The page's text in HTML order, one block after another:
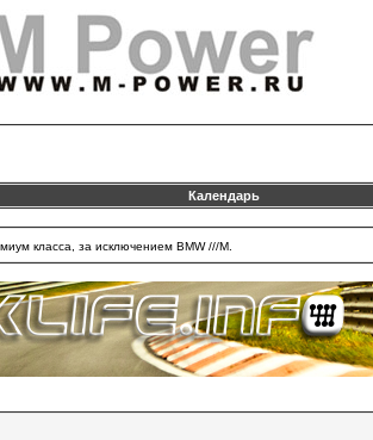
Календарь
класса, за исключением BMW ///M.